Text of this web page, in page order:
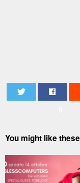
You might like these